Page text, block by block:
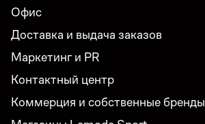
Офис
Доставка и выдача заказов
Маркетинг и PR
Контактный центр
Коммерция и собственные бренды